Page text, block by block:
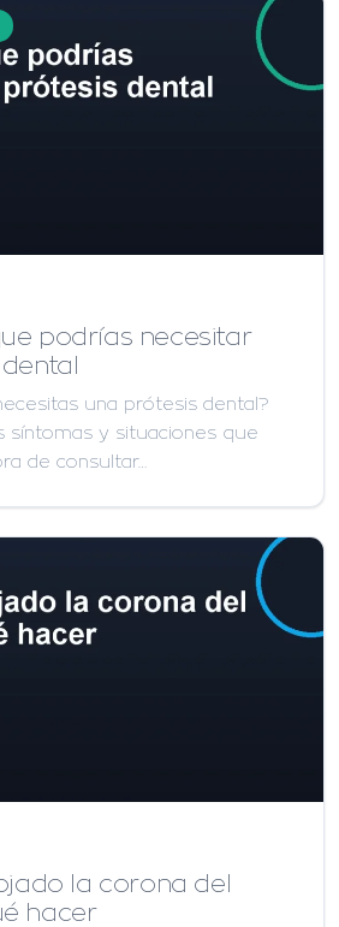
podrías necesitar
una prótesis dental?
síntomas y situaciones que
de consultar…
la corona del
hacer